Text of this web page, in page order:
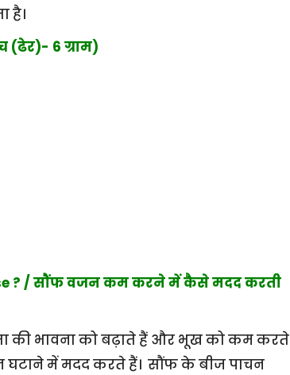
है।
(ढेर)- 6 ग्राम)
? / सौंफ वजन कम करने में कैसे मदद करती
की भावना को बढ़ाते हैं और भूख को कम करते
में मदद करते हैं। सौंफ के बीज पाचन